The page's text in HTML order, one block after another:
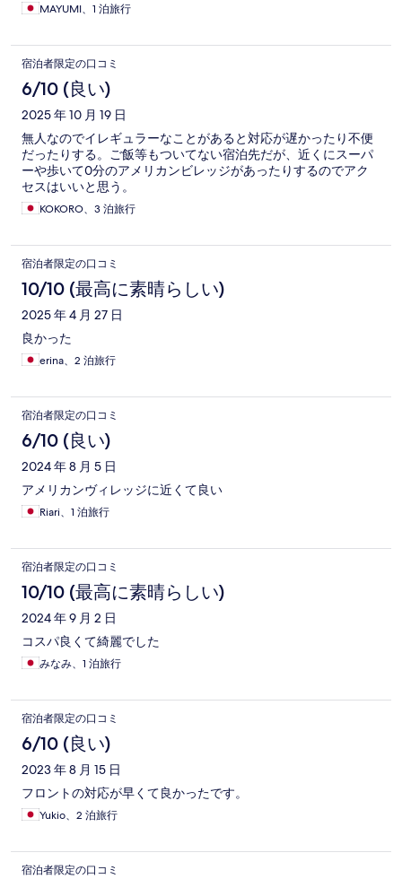
MAYUMI、1 泊旅行
宿泊者限定の口コミ
6/10 (良い)
2025 年 10 月 19 日
無人なのでイレギュラーなことがあると対応が遅かったり不便
だったりする。ご飯等もついてない宿泊先だが、近くにスーパ
ーや歩いて0分のアメリカンビレッジがあったりするのでアク
セスはいいと思う。
KOKORO、3 泊旅行
宿泊者限定の口コミ
10/10 (最高に素晴らしい)
2025 年 4 月 27 日
良かった
erina、2 泊旅行
宿泊者限定の口コミ
6/10 (良い)
2024 年 8 月 5 日
アメリカンヴィレッジに近くて良い
Riari、1 泊旅行
宿泊者限定の口コミ
10/10 (最高に素晴らしい)
2024 年 9 月 2 日
コスパ良くて綺麗でした
みなみ、1 泊旅行
宿泊者限定の口コミ
6/10 (良い)
2023 年 8 月 15 日
フロントの対応が早くて良かったです。
Yukio、2 泊旅行
宿泊者限定の口コミ